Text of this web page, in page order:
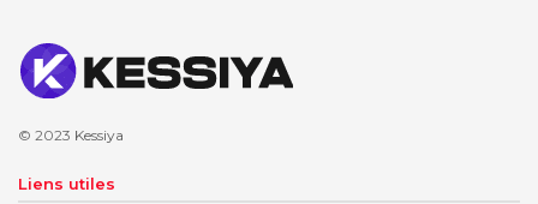
© 2023 Kessiya
Liens utiles